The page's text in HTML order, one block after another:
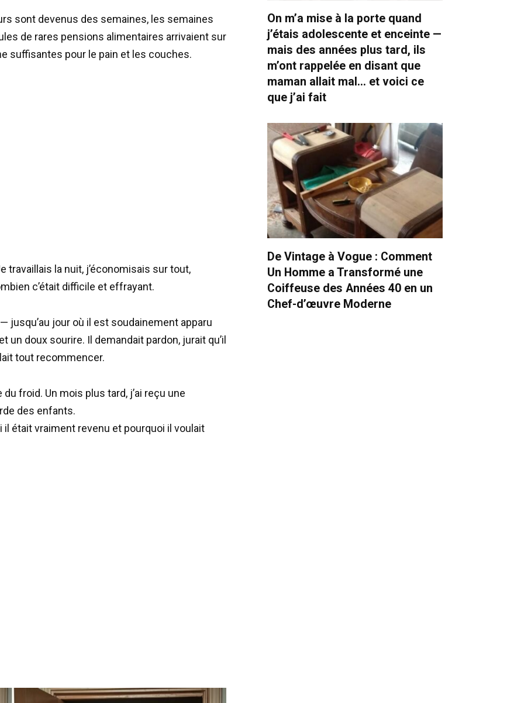
sont devenus des semaines, les semaines
de rares pensions alimentaires arrivaient sur
suffisantes pour le pain et les couches.
la nuit, j’économisais sur tout,
c’était difficile et effrayant.
jusqu’au jour où il est soudainement apparu
doux sourire. Il demandait pardon, jurait qu’il
tout recommencer.
froid. Un mois plus tard, j’ai reçu une
des enfants.
il était vraiment revenu et pourquoi il voulait
On m’a mise à la porte quand
j’étais adolescente et enceinte —
mais des années plus tard, ils
m’ont rappelée en disant que
maman allait mal… et voici ce
que j’ai fait
De Vintage à Vogue : Comment
Un Homme a Transformé une
Coiffeuse des Années 40 en un
Chef-d’œuvre Moderne